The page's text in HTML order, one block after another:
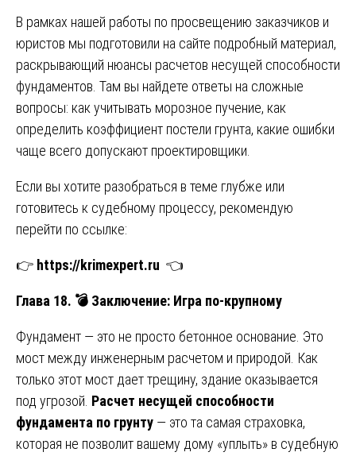
В рамках нашей работы по просвещению заказчиков и
юристов мы подготовили на сайте подробный материал,
раскрывающий нюансы расчетов несущей способности
фундаментов. Там вы найдете ответы на сложные
вопросы: как учитывать морозное пучение, как
определить коэффициент постели грунта, какие ошибки
чаще всего допускают проектировщики.
Если вы хотите разобраться в теме глубже или
готовитесь к судебному процессу, рекомендую
перейти по ссылке:
👉 https://krimexpert.ru 👈
Глава 18. 💣 Заключение: Игра по-крупному
Фундамент — это не просто бетонное основание. Это
мост между инженерным расчетом и природой. Как
только этот мост дает трещину, здание оказывается
под угрозой. Расчет несущей способности
фундамента по грунту — это та самая страховка,
которая не позволит вашему дому «уплыть» в судебную